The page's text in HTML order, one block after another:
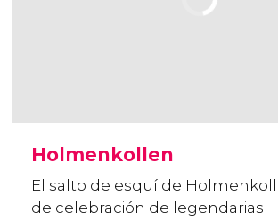
Holmenkollen
El salto de esquí de
de celebración de legendarias